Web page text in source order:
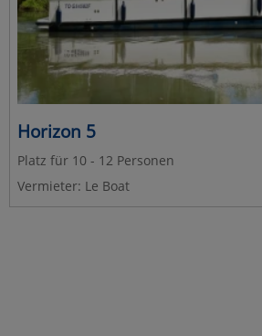
Horizon 5
Platz für 10 - 12 Personen
Vermieter: Le Boat